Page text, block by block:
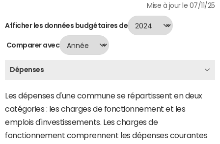
Mise à jour le 07/11/25
Afficher les données budgétaires de
Comparer avec
Dépenses
Les dépenses d'une commune se répartissent en deux
catégories : les charges de fonctionnement et les
emplois d'investissements. Les charges de
fonctionnement comprennent les dépenses courantes